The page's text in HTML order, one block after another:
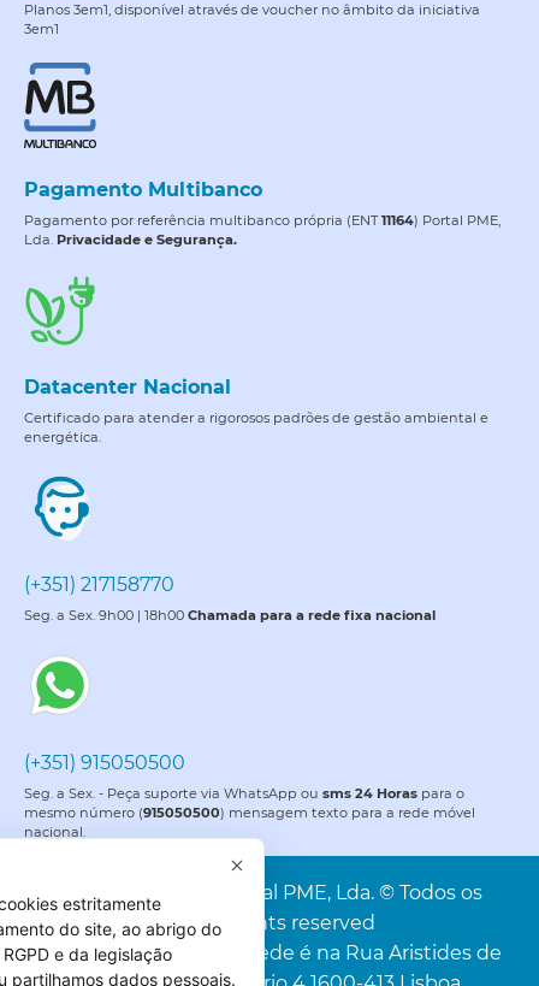
Planos 3em1, disponível através de voucher no âmbito da iniciativa
3em1
Pagamento Multibanco
Pagamento por referência multibanco própria (ENT11164) Portal PME,
Lda. Privacidade e Segurança.
Datacenter Nacional
Certificado para atender a rigorosos padrões de gestão ambiental e
energética.
(+351) 217158770
Seg. a Sex. 9h00 | 18h00 Chamada para a rede fixa nacional
(+351) 915050500
Seg. a Sex. - Peça suporte via WhatsApp ou sms 24 Horas para o
mesmo número (915050500) mensagem texto para a rede móvel
nacional.
PME é uma marca da Portal PME, Lda. © Todos os
direitos reservados. All rights reserved
Portal PME, Lda. A nossa sede é na Rua Aristides de
estritamente
do site, ao abrigo do
e da legislação
partilhamos dados pessoais.